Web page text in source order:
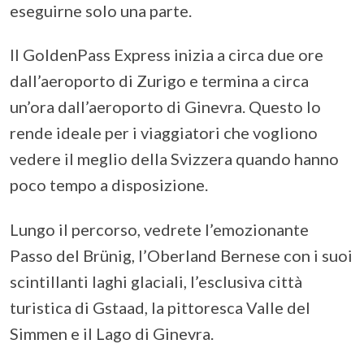
eseguirne solo una parte.
Il GoldenPass Express inizia a circa due ore
dall’aeroporto di Zurigo e termina a circa
un’ora dall’aeroporto di Ginevra. Questo lo
rende ideale per i viaggiatori che vogliono
vedere il meglio della Svizzera quando hanno
poco tempo a disposizione.
Lungo il percorso, vedrete l’emozionante
Passo del Brünig, l’Oberland Bernese con i suoi
scintillanti laghi glaciali, l’esclusiva città
turistica di Gstaad, la pittoresca Valle del
Simmen e il Lago di Ginevra.